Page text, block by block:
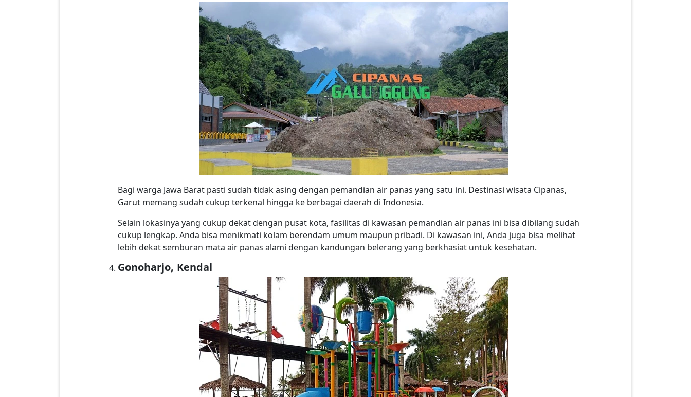
Bagi warga Jawa Barat pasti sudah tidak asing dengan pemandian air panas yang satu ini. Destinasi wisata Cipanas,
Garut memang sudah cukup terkenal hingga ke berbagai daerah di Indonesia.
Selain lokasinya yang cukup dekat dengan pusat kota, fasilitas di kawasan pemandian air panas ini bisa dibilang sudah
cukup lengkap. Anda bisa menikmati kolam berendam umum maupun pribadi. Di kawasan ini, Anda juga bisa melihat
lebih dekat semburan mata air panas alami dengan kandungan belerang yang berkhasiat untuk kesehatan.
Gonoharjo, Kendal